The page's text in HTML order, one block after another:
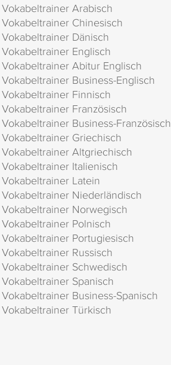
Vokabeltrainer Arabisch
Vokabeltrainer Chinesisch
Vokabeltrainer Dänisch
Vokabeltrainer Englisch
Vokabeltrainer Abitur Englisch
Vokabeltrainer Business-Englisch
Vokabeltrainer Finnisch
Vokabeltrainer Französisch
Vokabeltrainer Business-Französisch
Vokabeltrainer Griechisch
Vokabeltrainer Altgriechisch
Vokabeltrainer Italienisch
Vokabeltrainer Latein
Vokabeltrainer Niederländisch
Vokabeltrainer Norwegisch
Vokabeltrainer Polnisch
Vokabeltrainer Portugiesisch
Vokabeltrainer Russisch
Vokabeltrainer Schwedisch
Vokabeltrainer Spanisch
Vokabeltrainer Business-Spanisch
Vokabeltrainer Türkisch